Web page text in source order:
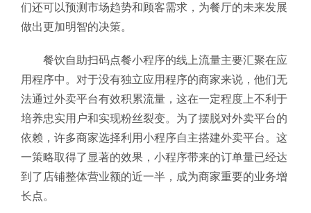
们还可以预测市场趋势和顾客需求，为餐厅的未来发展
做出更加明智的决策。
餐饮自助扫码点餐小程序的线上流量主要汇聚在应
用程序中。对于没有独立应用程序的商家来说，他们无
法通过外卖平台有效积累流量，这在一定程度上不利于
培养忠实用户和实现粉丝裂变。为了摆脱对外卖平台的
依赖，许多商家选择利用小程序自主搭建外卖平台。这
一策略取得了显著的效果，小程序带来的订单量已经达
到了店铺整体营业额的近一半，成为商家重要的业务增
长点。